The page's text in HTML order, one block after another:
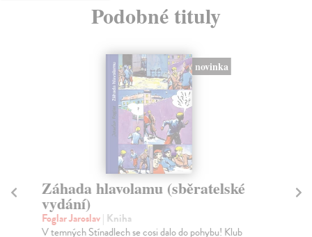
Podobné tituly
novinka
Záhada hlavolamu (sběratelské
vydání)
Foglar Jaroslav| Kniha
V temných Stínadlech se cosi dalo do pohybu! Klub